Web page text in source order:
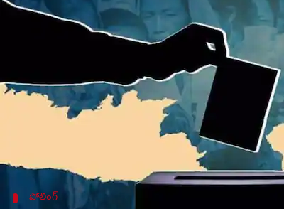
ఈ వార్తాకథనం ఏంటి
లో అసెంబ్లీ ఎన్నికలపోలింగ్
ఓటు హక్కును వినియోగించుకుంటున్నారు.
తమిళనాడులోని ఈరోడ్ ఈస్ట్,
నాగాలాండ్‌లోని 60అసెంబ్లీ స్థానాల్లో
విజయం సాధించారు. వివిధ పార్టీల నుంచి మొత్తం
పోలింగ్